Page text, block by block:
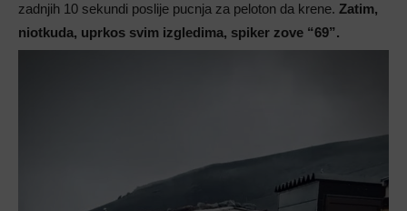
zadnjih 10 sekundi poslije pucnja za peloton da krene. Zatim,
niotkuda, uprkos svim izgledima, spiker zove “69”.